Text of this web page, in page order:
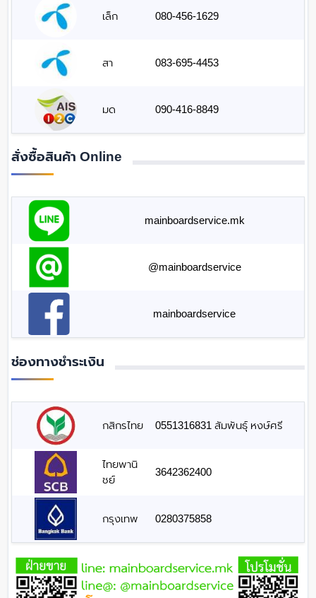
เล็ก 080-456-1629
สา 083-695-4453
มด 090-416-8849
สั่งซื้อสินค้า Online
mainboardservice.mk
@mainboardservice
mainboardservice
ช่องทางชำระเงิน
กสิกรไทย 0551316831 สัมพันธุ์ หงษ์ศรี
ไทยพานิ
ชย์
3642362400
กรุงเทพ 0280375858